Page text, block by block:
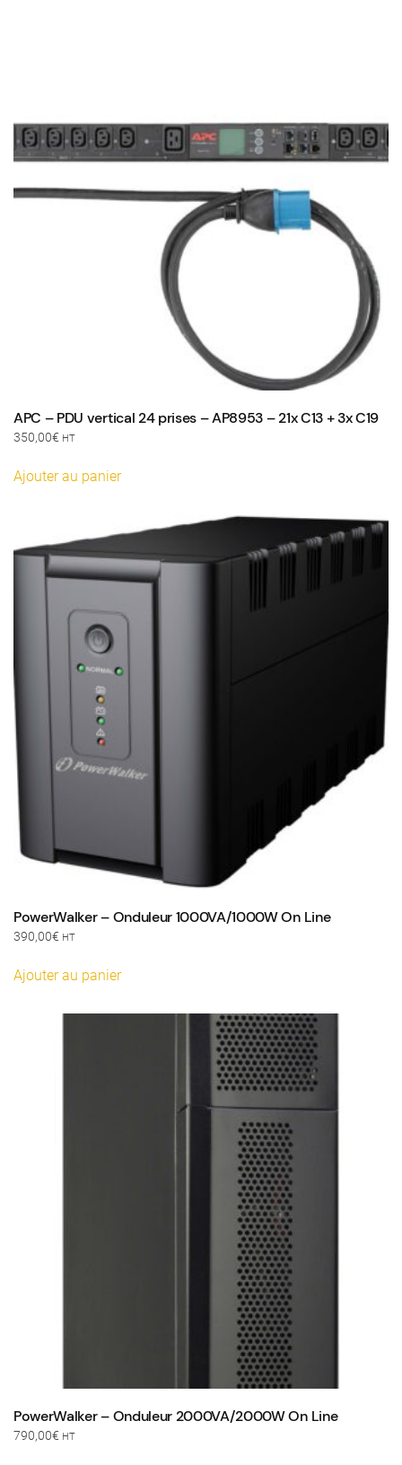
APC – PDU vertical 24 prises – AP8953 – 21x C13 + 3x C19
350,00€ HT
Ajouter au panier
PowerWalker – Onduleur 1000VA/1000W On Line
390,00€ HT
Ajouter au panier
PowerWalker – Onduleur 2000VA/2000W On Line
790,00€ HT